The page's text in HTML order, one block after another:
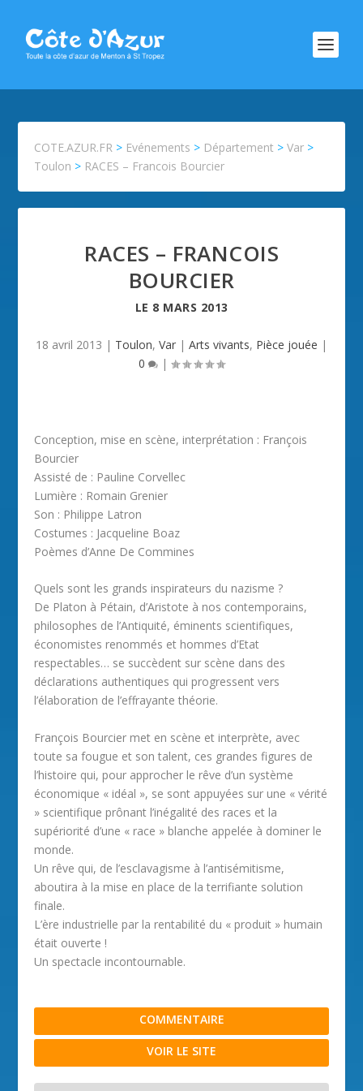
COTE.AZUR.FR > Evénements > Département >Var >
Toulon > RACES – Francois Bourcier
RACES – FRANCOIS
BOURCIER
LE 8 MARS 2013
18 avril 2013 | Toulon, Var | Arts vivants, Pièce jouée |
0
|
Conception, mise en scène, interprétation : François
Bourcier
Assisté de : Pauline Corvellec
Lumière : Romain Grenier
Son : Philippe Latron
Costumes : Jacqueline Boaz
Poèmes d’Anne De Commines
Quels sont les grands inspirateurs du nazisme ?
De Platon à Pétain, d’Aristote à nos contemporains,
philosophes de l’Antiquité, éminents scientifiques,
économistes renommés et hommes d’Etat
respectables… se succèdent sur scène dans des
déclarations authentiques qui progressent vers
l’élaboration de l’effrayante théorie.
François Bourcier met en scène et interprète, avec
toute sa fougue et son talent, ces grandes figures de
l’histoire qui, pour approcher le rêve d’un système
économique « idéal », se sont appuyées sur une « vérité
» scientifique prônant l’inégalité des races et la
supériorité d’une « race » blanche appelée à dominer le
monde.
Un rêve qui, de l’esclavagisme à l’antisémitisme,
aboutira à la mise en place de la terrifiante solution
finale.
L’ère industrielle par la rentabilité du « produit » humain
était ouverte !
Un spectacle incontournable.
COMMENTAIRE
VOIR LE SITE